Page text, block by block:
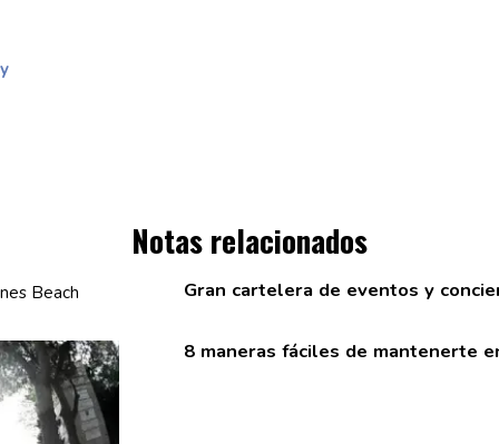
Notas relacionados
Gran cartelera de eventos y
8 maneras fáciles de mantenerte